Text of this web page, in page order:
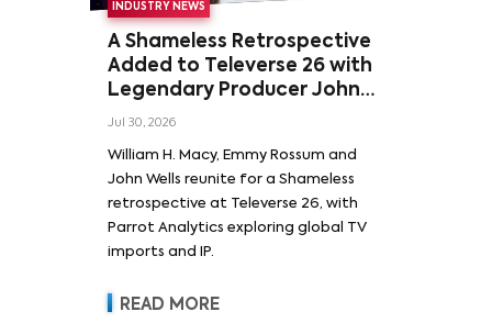
INDUSTRY NEWS
A Shameless Retrospective
Added to Televerse 26 with
Legendary Producer John
Wells and Series’ Stars
Rossum
Jul 30, 2026
William H. Macy, Emmy Rossum and
John Wells reunite for a Shameless
retrospective at Televerse 26, with
Parrot Analytics exploring global TV
imports and IP.
READ MORE